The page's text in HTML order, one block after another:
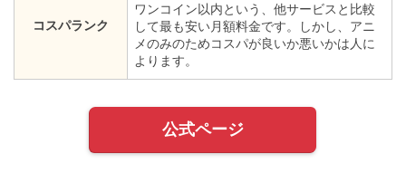
コスパランク
ワンコイン以内という、他サービスと比較
して最も安い月額料金です。しかし、アニ
メのみのためコスパが良いか悪いかは人に
よります。
公式ページ